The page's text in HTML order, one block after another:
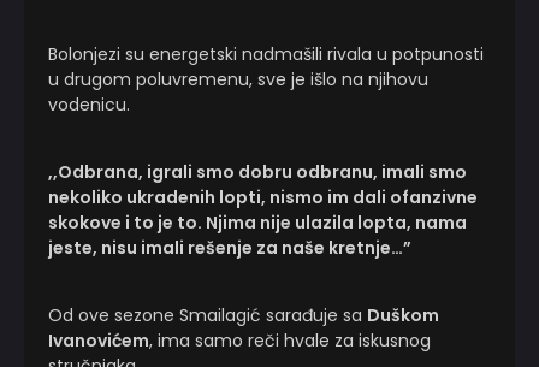
Bolonjezi su energetski nadmašili rivala u potpunosti
u drugom poluvremenu, sve je išlo na njihovu
vodenicu.
,,Odbrana, igrali smo dobru odbranu, imali smo
nekoliko ukradenih lopti, nismo im dali ofanzivne
skokove i to je to. Njima nije ulazila lopta, nama
jeste, nisu imali rešenje za naše kretnje…”
Od ove sezone Smailagić sarađuje sa Duškom
Ivanovićem, ima samo reči hvale za iskusnog